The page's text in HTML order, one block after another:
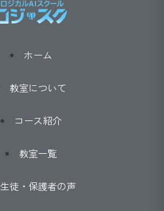
ホーム
教室について
コース紹介
教室一覧
生徒・保護者の声